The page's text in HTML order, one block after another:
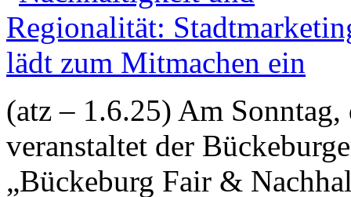
(atz – 1.6.25) Am
veranstaltet der
„Bückeburg Fair &